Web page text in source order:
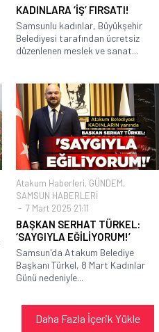
KADINLARA ‘İŞ’ FIRSATI!
Samsunlu kadınlar, Büyükşehir
Belediyesi tarafından ücretsiz
düzenlenen meslek ve sanat...
Atakum Haberleri, GÜNDEM,
SAMSUN HABERLERİ
7 Mart 2025 21:11
BAŞKAN SERHAT TÜRKEL:
‘SAYGIYLA EĞİLİYORUM!’
Samsun'da Atakum Belediye
Başkanı Türkel, 8 Mart Kadınlar
Günü nedeniyle...
Daha Fazla İçerik Yükle